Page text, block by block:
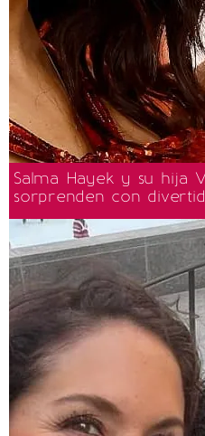
Salma Hayek y su hija
sorprenden con